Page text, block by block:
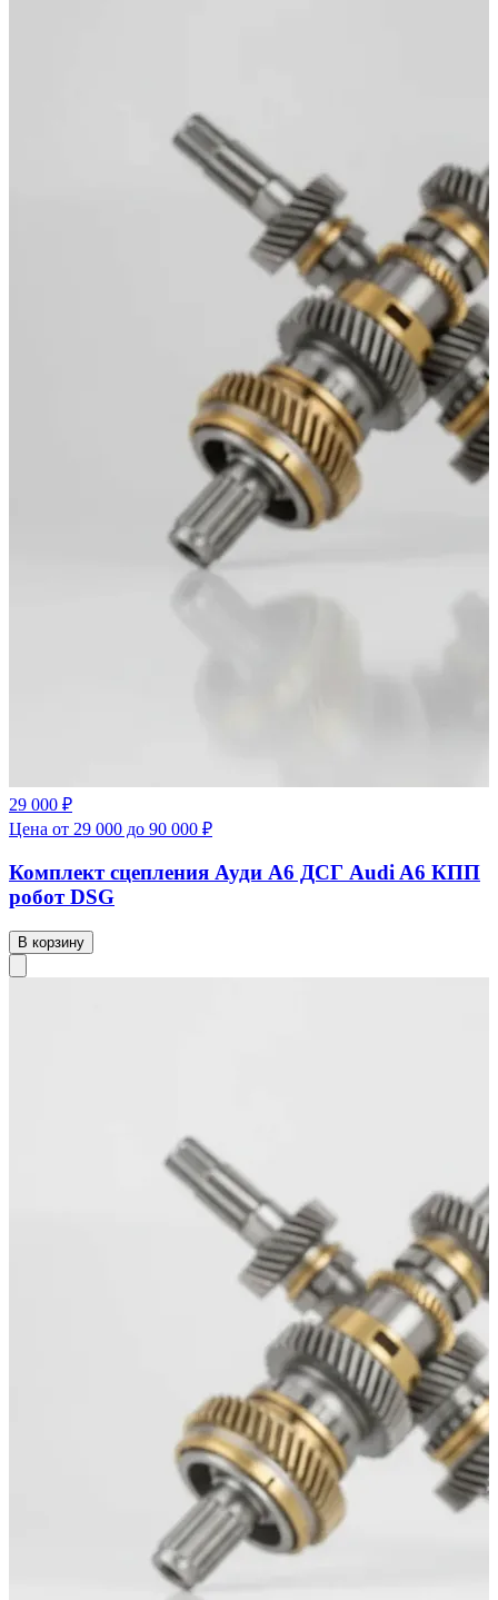
29 000 ₽
Цена от 29 000 до 90 000 ₽
Комплект сцепления Ауди А6 ДСГ Audi A6 КПП
робот DSG
В корзину